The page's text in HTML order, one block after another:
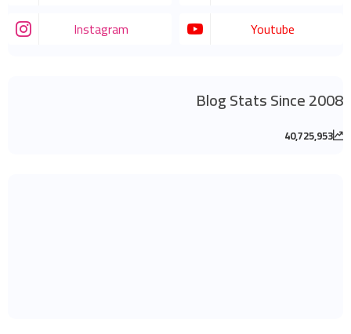
Instagram
Youtube
Blog Stats Since 2008
40,725,953